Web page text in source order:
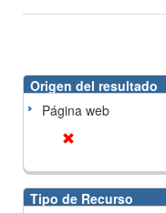
Origen del resultado
Página web
Tipo de Recurso